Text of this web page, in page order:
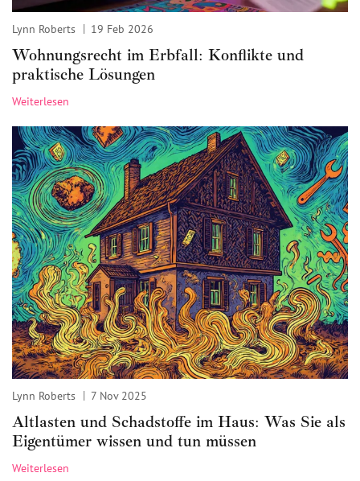
Lynn Roberts 19 Feb 2026
Wohnungsrecht im Erbfall: Konflikte und
praktische Lösungen
Weiterlesen
Lynn Roberts 7 Nov 2025
Altlasten und Schadstoffe im Haus: Was Sie als
Eigentümer wissen und tun müssen
Weiterlesen